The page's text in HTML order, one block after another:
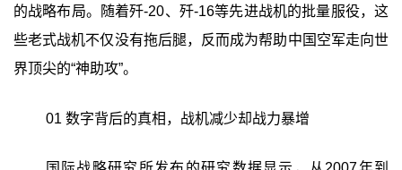
的战略布局。随着歼-20、歼-16等先进战机的批量服役，这
些老式战机不仅没有拖后腿，反而成为帮助中国空军走向世
界顶尖的“神助攻”。
01 数字背后的真相，战机减少却战力暴增